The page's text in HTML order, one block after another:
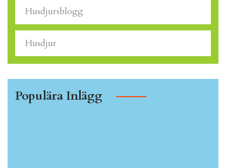
Husdjursblogg
Husdjur
Populära Inlägg